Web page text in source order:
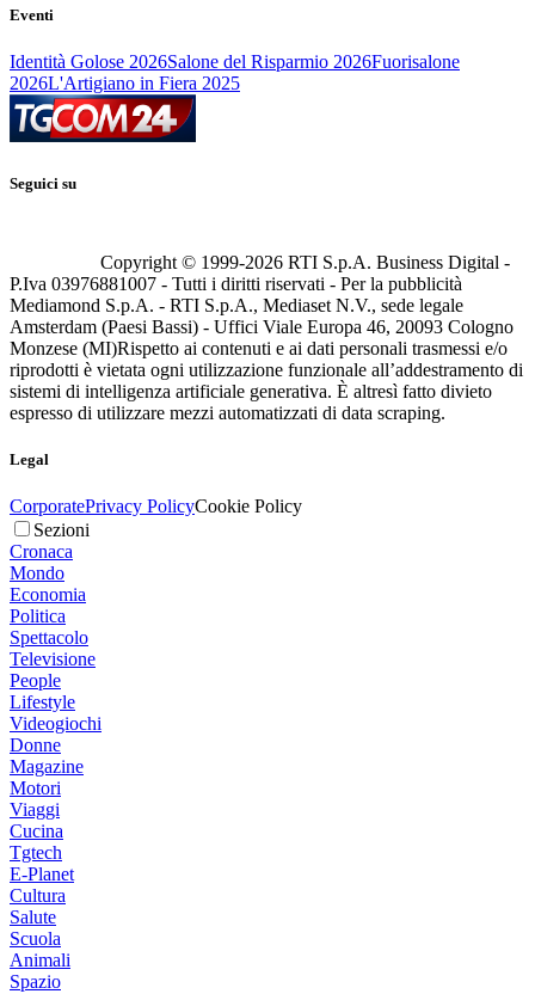
Eventi
Identità Golose 2026Salone del Risparmio 2026Fuorisalone
2026L'Artigiano in Fiera 2025
Seguici su
Copyright © 1999-2026 RTI S.p.A. Business Digital -
P.Iva 03976881007 - Tutti i diritti riservati - Per la pubblicità
Mediamond S.p.A. - RTI S.p.A., Mediaset N.V., sede legale
Amsterdam (Paesi Bassi) - Uffici Viale Europa 46, 20093 Cologno
Monzese (MI)Rispetto ai contenuti e ai dati personali trasmessi e/o
riprodotti è vietata ogni utilizzazione funzionale all’addestramento di
sistemi di intelligenza artificiale generativa. È altresì fatto divieto
espresso di utilizzare mezzi automatizzati di data scraping.
Legal
CorporatePrivacy PolicyCookie Policy
Sezioni
Cronaca
Mondo
Economia
Politica
Spettacolo
Televisione
People
Lifestyle
Videogiochi
Donne
Magazine
Motori
Viaggi
Cucina
Tgtech
E-Planet
Cultura
Salute
Scuola
Animali
Spazio